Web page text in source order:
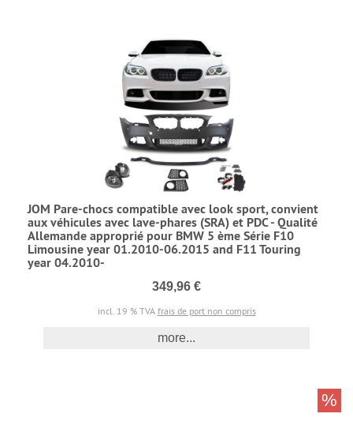
JOM Pare-chocs compatible avec look sport, convient
aux véhicules avec lave-phares (SRA) et PDC - Qualité
Allemande approprié pour BMW 5 ème Série F10
Limousine year 01.2010-06.2015 and F11 Touring
year 04.2010-
349,96 €
incl. 19 % TVA frais de port non compris
more...
%